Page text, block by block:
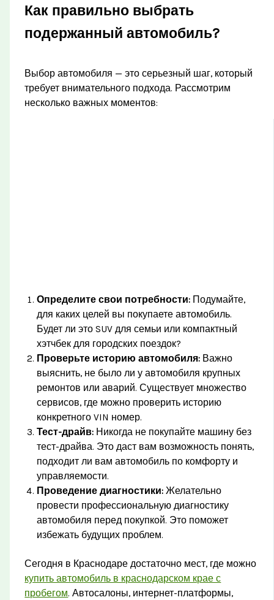
Как правильно выбрать
подержанный автомобиль?
Выбор автомобиля — это серьезный шаг, который
требует внимательного подхода. Рассмотрим
несколько важных моментов:
Определите свои потребности: Подумайте,
для каких целей вы покупаете автомобиль.
Будет ли это SUV для семьи или компактный
хэтчбек для городских поездок?
Проверьте историю автомобиля: Важно
выяснить, не было ли у автомобиля крупных
ремонтов или аварий. Существует множество
сервисов, где можно проверить историю
конкретного VIN номер.
Тест-драйв: Никогда не покупайте машину без
тест-драйва. Это даст вам возможность понять,
подходит ли вам автомобиль по комфорту и
управляемости.
Проведение диагностики: Желательно
провести профессиональную диагностику
автомобиля перед покупкой. Это поможет
избежать будущих проблем.
Сегодня в Краснодаре достаточно мест, где можно
купить автомобиль в краснодарском крае с
пробегом. Автосалоны, интернет-платформы,